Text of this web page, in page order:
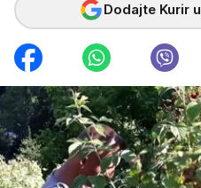
Dodajte Kurir